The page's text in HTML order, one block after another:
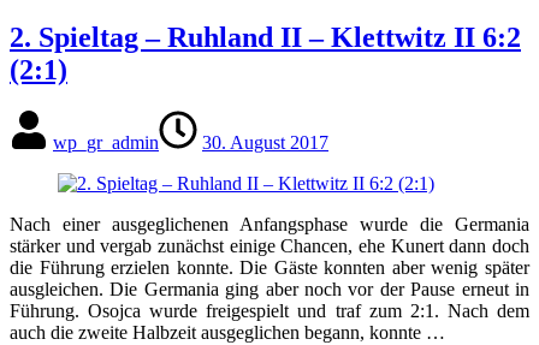
2. Spieltag – Ruhland II – Klettwitz II 6:2
(2:1)
wp_gr_admin 30. August 2017
Nach einer ausgeglichenen Anfangsphase wurde die Germania
stärker und vergab zunächst einige Chancen, ehe Kunert dann doch
die Führung erzielen konnte. Die Gäste konnten aber wenig später
ausgleichen. Die Germania ging aber noch vor der Pause erneut in
Führung. Osojca wurde freigespielt und traf zum 2:1. Nach dem
auch die zweite Halbzeit ausgeglichen begann, konnte …